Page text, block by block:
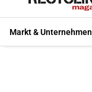
Markt & Unternehmen